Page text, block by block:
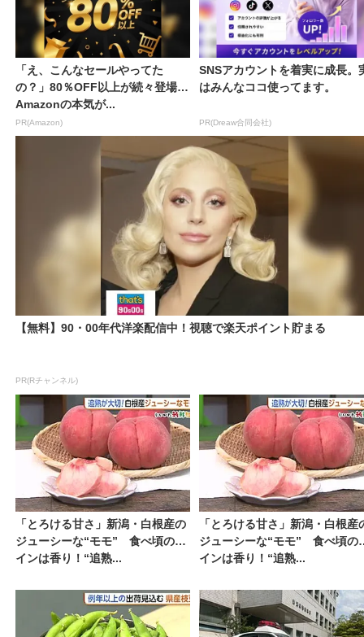
「え、こんなセールやってた
の？」80％OFF以上が続々登場！
Amazonの本気が...
PR(Amazon)
SNSアカウントを着実に成長。
はみんなココ使ってます。
PR(Dreaw合同会社)
【無料】90・00年代洋楽配信中！視聴で楽天ポイント貯まる
PR(Rチャンネル)
「とろける甘さ」新潟・白根産の
ジューシーな“モモ” 食べ頃のサ
インは香り！“追熟...
「とろける甘さ」新潟・白根産
ジューシーな“モモ” 食べ頃の
インは香り！“追熟...